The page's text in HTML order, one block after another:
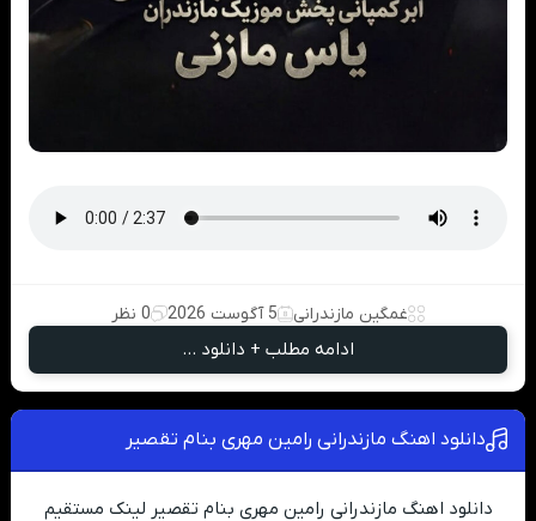
غمگین مازندرانی 5 آگوست 2026 0 نظر
ادامه مطلب + دانلود ...
دانلود اهنگ مازندرانی رامین مهری بنام تقصیر
دانلود اهنگ مازندرانی رامین مهری بنام تقصیر لینک مستقیم